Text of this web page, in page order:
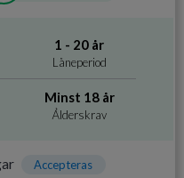
1 - 20 år
Låneperiod
Minst 18 år
Ålderskrav
Accepteras